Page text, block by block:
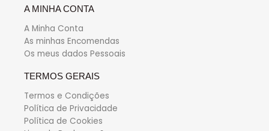
A MINHA CONTA
A Minha Conta
As minhas Encomendas
Os meus dados Pessoais
TERMOS GERAIS
Termos e Condições
Política de Privacidade
Política de Cookies